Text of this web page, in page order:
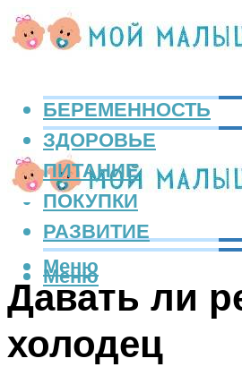
БЕРЕМЕННОСТЬ
ЗДОРОВЬЕ
ПИТАНИЕ
ПОКУПКИ
РАЗВИТИЕ
Меню
Меню
Давать ли
холодец